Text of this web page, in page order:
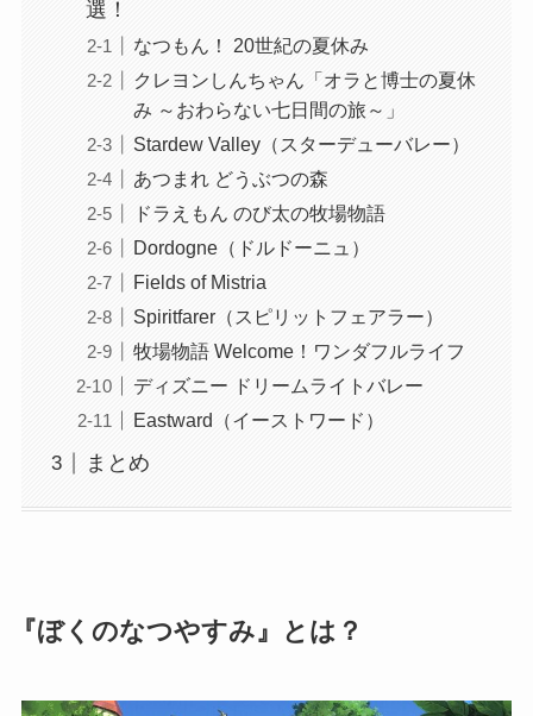
選！
なつもん！ 20世紀の夏休み
クレヨンしんちゃん「オラと博士の夏休
み ～おわらない七日間の旅～」
Stardew Valley（スターデューバレー）
あつまれ どうぶつの森
ドラえもん のび太の牧場物語
Dordogne（ドルドーニュ）
Fields of Mistria
Spiritfarer（スピリットフェアラー）
牧場物語 Welcome！ワンダフルライフ
ディズニー ドリームライトバレー
Eastward（イーストワード）
まとめ
『ぼくのなつやすみ』とは？